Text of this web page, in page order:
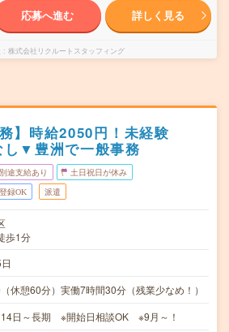
応募へ進む 詳しく見る
株式会社リクルートスタッフィング
】時給2050円！未経験
し▼豊洲で一般事務
途支給あり 土日祝日が休み
録OK 派遣
歩1分
休憩60分）実働7時間30分（残業少なめ！）
日～長期 ※開始日相談OK ※9月～！